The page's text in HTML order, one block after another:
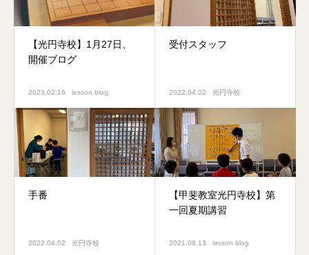
【光円寺校】1月27日、
開催ブログ
2023.02.16 lesson blog
受付スタッフ
2022.04.02 光円寺校
手番
2022.04.02 光円寺校
【甲斐教室光円寺校】第
一回夏期講習
2021.08.13 lesson blog